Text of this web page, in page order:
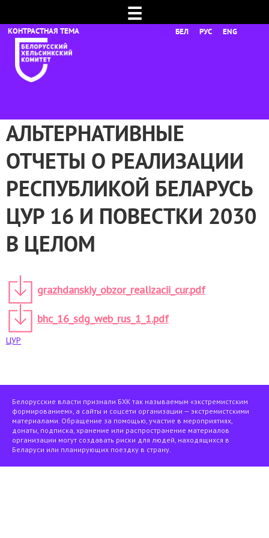
☰
БЕЛ РУС ENG
АЛЬТЕРНАТИВНЫЕ
ОТЧЕТЫ О РЕАЛИЗАЦИИ
РЕСПУБЛИКОЙ БЕЛАРУСЬ
ЦУР 16 И ПОВЕСТКИ 2030
В ЦЕЛОМ
grazhdanskiy_obzor_realizacii_cur.pdf
bhc_16_sdg_web_rus_1_1.pdf
ЦУР
Белорусские власти признали БХК так называемым «экстремистским
формированием», а сайты и соцсети организации — экстремистскими
материалами. Обращение за помощью, участие в мероприятиях,
донаты, подписка, хранение или распространение материалов
организации могут создавать риски для людей, находящихся в
Беларуси или планирующих поездку в страну.